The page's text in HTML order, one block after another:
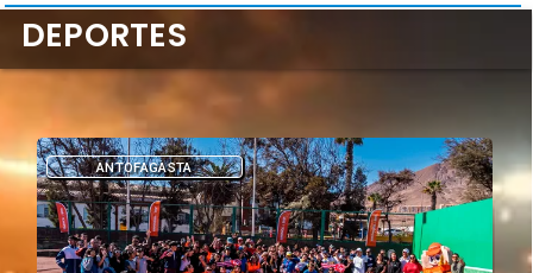
ANTOFAGASTA
DEPORTES